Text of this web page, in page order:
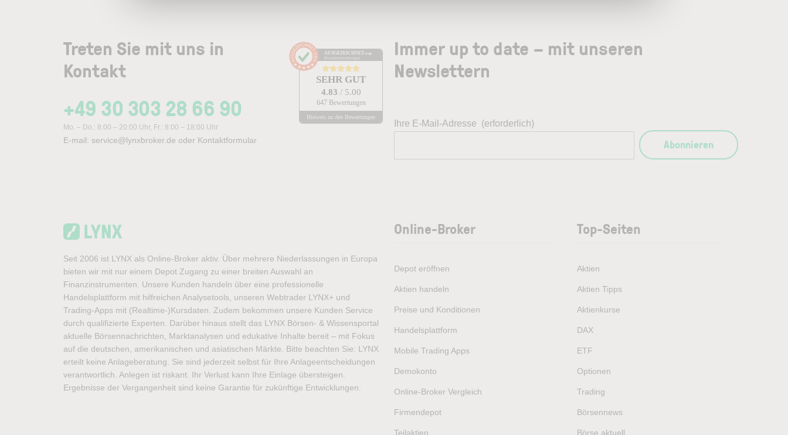
Treten Sie mit uns in
Kontakt
+49 30 303 28 66 90
Mo. – Do.: 8:00 – 20:00 Uhr, Fr.: 8:00 – 18:00 Uhr
E-mail: service@lynxbroker.de oder Kontaktformular
AUSGEZEICHNET.org
Kundenbewertungen
SEHR GUT
4.83 / 5.00
647 Bewertungen
Hinweis zu den Bewertungen
Immer up to date – mit unseren
Newslettern
Ihre E-Mail-Adresse (erforderlich)
Abonnieren
Seit 2006 ist LYNX als Online-Broker aktiv. Über mehrere Niederlassungen in Europa
bieten wir mit nur einem Depot Zugang zu einer breiten Auswahl an
Finanzinstrumenten. Unsere Kunden handeln über eine professionelle
Handelsplattform mit hilfreichen Analysetools, unseren Webtrader LYNX+ und
Trading-Apps mit (Realtime-)Kursdaten. Zudem bekommen unsere Kunden Service
durch qualifizierte Experten. Darüber hinaus stellt das LYNX Börsen- & Wissensportal
aktuelle Börsennachrichten, Marktanalysen und edukative Inhalte bereit – mit Fokus
auf die deutschen, amerikanischen und asiatischen Märkte. Bitte beachten Sie: LYNX
erteilt keine Anlageberatung. Sie sind jederzeit selbst für Ihre Anlageentscheidungen
verantwortlich. Anlegen ist riskant. Ihr Verlust kann Ihre Einlage übersteigen.
Ergebnisse der Vergangenheit sind keine Garantie für zukünftige Entwicklungen.
Online-Broker
Depot eröffnen
Aktien handeln
Preise und Konditionen
Handelsplattform
Mobile Trading Apps
Demokonto
Online-Broker Vergleich
Firmendepot
Teilaktien
Top-Seiten
Aktien
Aktien Tipps
Aktienkurse
DAX
ETF
Optionen
Trading
Börsennews
Börse aktuell